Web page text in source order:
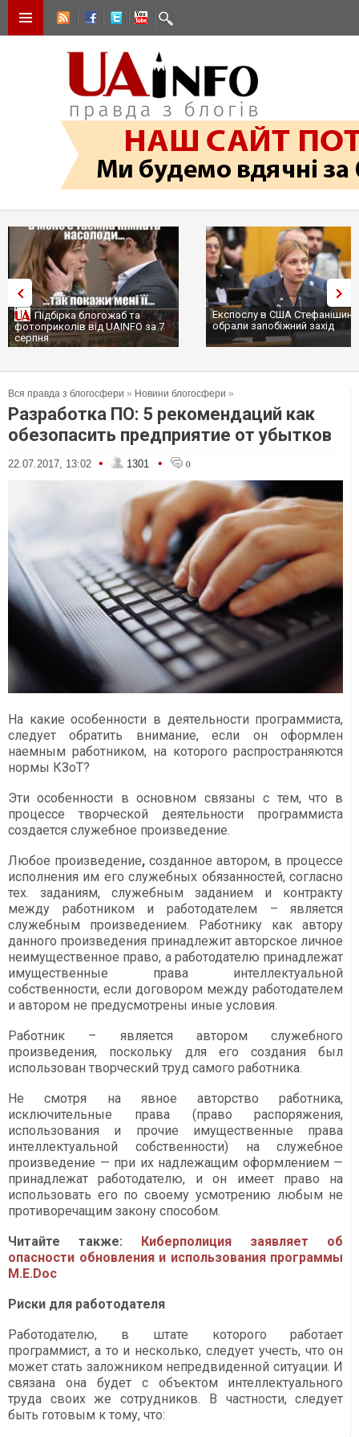
Експослу в США Стефанішиній
обрали запобіжний захід
Трамп не передасть Україні
сотні ракет до Patriot, бо у
Вся правда з блогосфери » Новини блогосфери »
Разработка ПО: 5 рекомендаций как
обезопасить предприятие от убытков
22.07.2017, 13:02 • 1301 • 0
На какие особенности в деятельности программиста,
следует обратить внимание, если он оформлен
наемным работником, на которого распространяются
нормы КЗоТ?
Эти особенности в основном связаны с тем, что в
процессе творческой деятельности программиста
создается служебное произведение.
Любое произведение,созданное автором, в процессе
исполнения им его служебных обязанностей, согласно
тех. заданиям, служебным заданием и контракту
между работником и работодателем – является
служебным произведением. Работнику как автору
данного произведения принадлежит авторское личное
неимущественное право, а работодателю принадлежат
имущественные права интеллектуальной
собственности, если договором между работодателем
и автором не предусмотрены иные условия.
Работник – является автором служебного
произведения, поскольку для его создания был
использован творческий труд самого работника.
Не смотря на явное авторство работника,
исключительные права (право распоряжения,
использования и прочие имущественные права
интеллектуальной собственности) на служебное
произведение — при их надлежащим оформлением —
принадлежат работодателю, и он имеет право на
использовать его по своему усмотрению любым не
противоречащим закону способом.
Читайте также:
Киберполиция заявляет об
опасности обновления и использования программы
M.E.Doc
Риски для работодателя
Работодателю, в штате которого работает
программист, а то и несколько, следует учесть, что он
может стать заложником непредвиденной ситуации. И
связана она будет с объектом интеллектуального
труда своих же сотрудников. В частности, следует
быть готовым к тому, что: